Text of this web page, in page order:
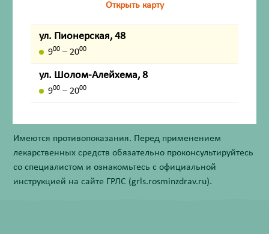
Способы применения
Противопоказания
Внешний вид товара, упаковки, может отличаться от
Имеются противопоказания. Перед применением
лекарственных средств обязательно проконсультируйтесь
со специалистом и ознакомьтесь с официальной
инструкцией на сайте ГРЛС (grls.rosminzdrav.ru).
Открыть карту
ул. Пионерская, 48
900 – 2000
ул. Шолом-Алейхема, 8
900 – 2000